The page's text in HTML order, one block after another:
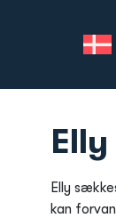
Elly
kan